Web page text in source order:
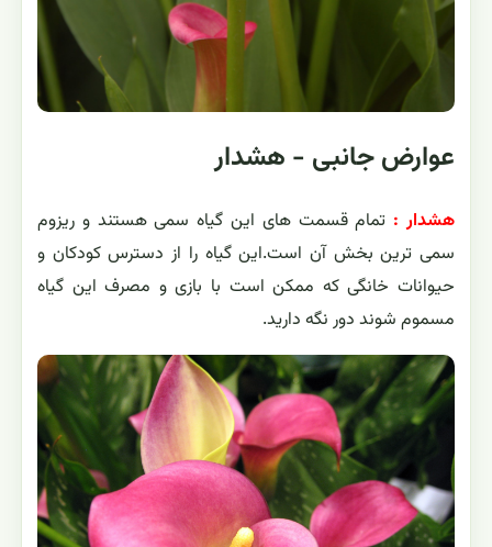
عوارض جانبی - هشدار
هشدار : تمام قسمت های این گیاه سمی هستند و ریزوم
سمی ترین بخش آن است.این گیاه را از دسترس کودکان و
حیوانات خانگی که ممکن است با بازی و مصرف این گیاه
مسموم شوند دور نگه دارید.